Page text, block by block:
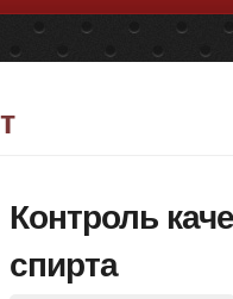
Контроль
спирта